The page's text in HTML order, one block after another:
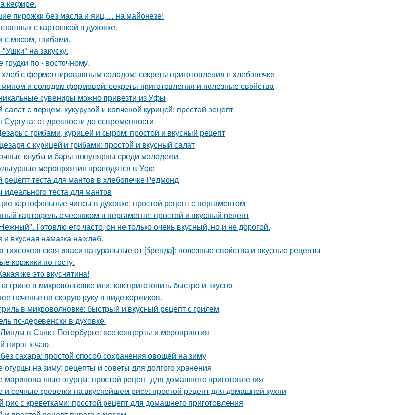
кефире.
пирожки без масла и яиц … на майонезе!
с картошкой в духовке.
с мясом, грибами.
на закуску.
грудки по - восточному.
с ферментированным солодом: секреты приготовления в хлебопечке
и солодом формовой: секреты приготовления и полезные свойства
сувениры можно привезти из Уфы
салат с перцем, кукурузой и копченой курицей: простой рецепт
Сургута: от древности до современности
с грибами, курицей и сыром: простой и вкусный рецепт
с курицей и грибами: простой и вкусный салат
клубы и бары популярны среди молодежи
мероприятия проводятся в Уфе
рецепт теста для мантов в хлебопечке Редмонд
идеального теста для мантов
картофельные чипсы в духовке: простой рецепт с пергаментом
картофель с чесноком в пергаменте: простой и вкусный рецепт
Готовлю его часто, он не только очень вкусный, но и не дорогой.
и вкусная намазка на хлеб.
тихоокеанская иваси натуральные от [бренда]: полезные свойства и вкусные рецепты
коржики по госту.
же это вкуснятина!
гриле в микроволновке или: как приготовить быстро и вкусно
печенье на скорую руку в виде коржиков.
в микроволновке: быстрый и вкусный рецепт с грилем
по-деревенски в духовке.
в Санкт-Петербурге: все концерты и мероприятия
пирог к чаю.
сахара: простой способ сохранения овощей на зиму
огурцы на зиму: рецепты и советы для долгого хранения
маринованные огурцы: простой рецепт для домашнего приготовления
и сочные креветки на вкуснейшем рисе: простой рецепт для домашней кухни
рис с креветками: простой рецепт для домашнего приготовления